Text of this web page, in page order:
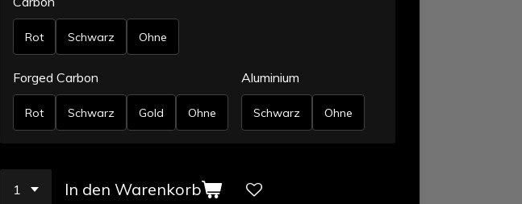
Rot Schwarz Ohne
Forged Carbon
Rot Schwarz Gold Ohne
Aluminium
Schwarz Ohne
In den Warenkorb